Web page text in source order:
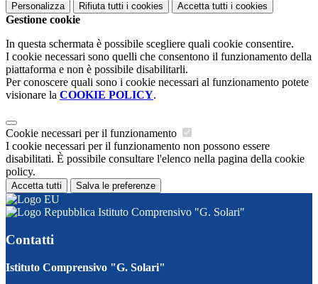
Personalizza Rifiuta tutti i cookies Accetta tutti i cookies
Gestione cookie
In questa schermata è possibile scegliere quali cookie consentire.
I cookie necessari sono quelli che consentono il funzionamento della
piattaforma e non è possibile disabilitarli.
Per conoscere quali sono i cookie necessari al funzionamento potete
visionare la COOKIE POLICY.
Cookie necessari per il funzionamento
I cookie necessari per il funzionamento non possono essere
disabilitati. È possibile consultare l'elenco nella pagina della cookie
policy.
Accetta tutti Salva le preferenze
Istituto Comprensivo "G. Solari"
Contatti
Istituto Comprensivo "G. Solari"